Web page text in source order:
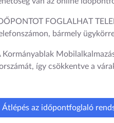
FOGLALHAT
bármely
Kormányablak
így csökkentve a
Átlépés az időpontfoglaló